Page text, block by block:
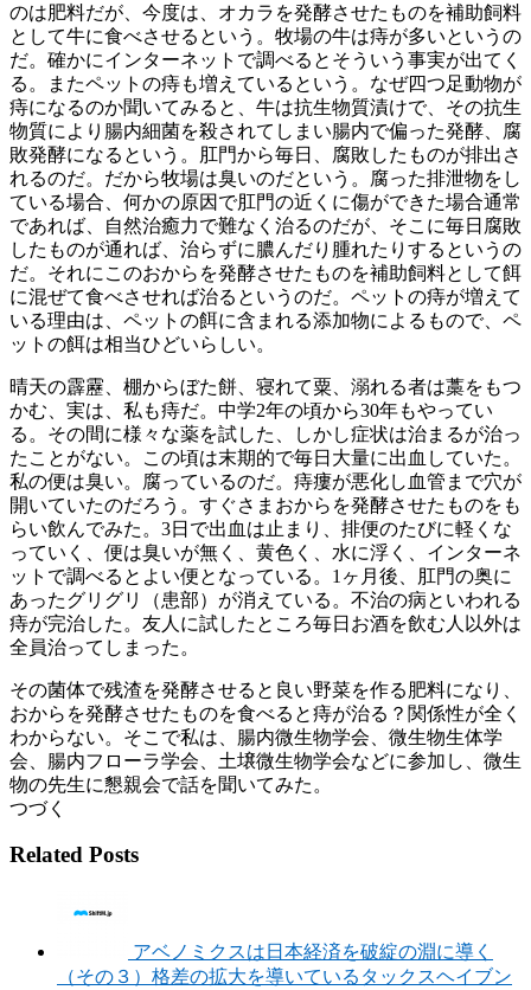
のは肥料だが、今度は、オカラを発酵させたものを補助飼料
として牛に食べさせるという。牧場の牛は痔が多いというの
だ。確かにインターネットで調べるとそういう事実が出てく
る。またペットの痔も増えているという。なぜ四つ足動物が
痔になるのか聞いてみると、牛は抗生物質漬けで、その抗生
物質により腸内細菌を殺されてしまい腸内で偏った発酵、腐
敗発酵になるという。肛門から毎日、腐敗したものが排出さ
れるのだ。だから牧場は臭いのだという。腐った排泄物をし
ている場合、何かの原因で肛門の近くに傷ができた場合通常
であれば、自然治癒力で難なく治るのだが、そこに毎日腐敗
したものが通れば、治らずに膿んだり腫れたりするというの
だ。それにこのおからを発酵させたものを補助飼料として餌
に混ぜて食べさせれば治るというのだ。ペットの痔が増えて
いる理由は、ペットの餌に含まれる添加物によるもので、ペ
ットの餌は相当ひどいらしい。
晴天の霹靂、棚からぼた餅、寝れて粟、溺れる者は藁をもつ
かむ、実は、私も痔だ。中学2年の頃から30年もやってい
る。その間に様々な薬を試した、しかし症状は治まるが治っ
たことがない。この頃は末期的で毎日大量に出血していた。
私の便は臭い。腐っているのだ。痔瘻が悪化し血管まで穴が
開いていたのだろう。すぐさまおからを発酵させたものをも
らい飲んでみた。3日で出血は止まり、排便のたびに軽くな
っていく、便は臭いが無く、黄色く、水に浮く、インターネ
ットで調べるとよい便となっている。1ヶ月後、肛門の奥に
あったグリグリ（患部）が消えている。不治の病といわれる
痔が完治した。友人に試したところ毎日お酒を飲む人以外は
全員治ってしまった。
その菌体で残渣を発酵させると良い野菜を作る肥料になり、
おからを発酵させたものを食べると痔が治る？関係性が全く
わからない。そこで私は、腸内微生物学会、微生物生体学
会、腸内フローラ学会、土壌微生物学会などに参加し、微生
物の先生に懇親会で話を聞いてみた。
つづく
Related Posts
アベノミクスは日本経済を破綻の淵に導く
（その３）格差の拡大を導いているタックスヘイブン